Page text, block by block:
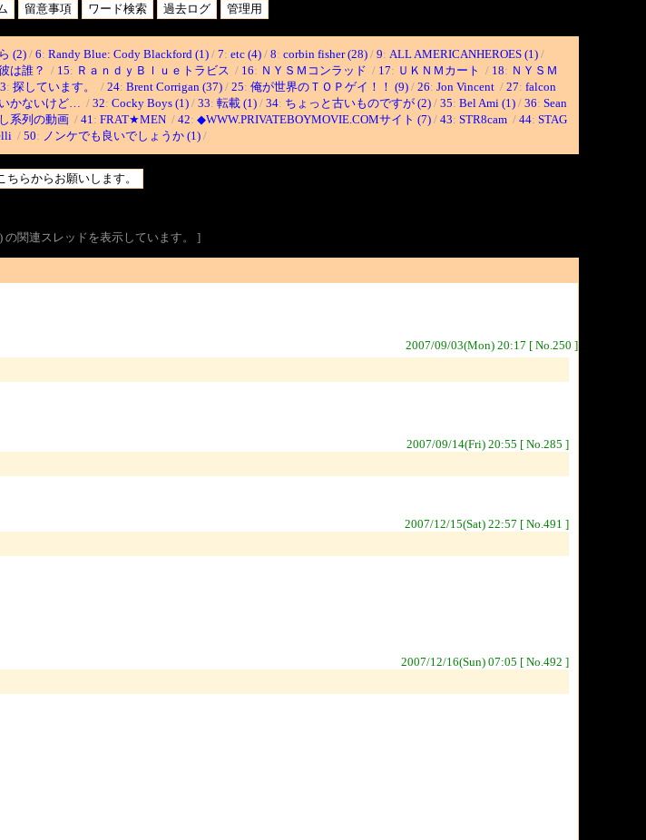
(2) / 6: Randy Blue: Cody Blackford (1) / 7: etc (4) / 8: corbin fisher (28) / 9: ALL AMERICANHEROES (1) /
は誰？ / 15: ＲａｎｄｙＢｌｕｅトラビス / 16: ＮＹＳＭコンラッド / 17: ＵＫＮＭカート / 18: ＮＹＳＭ
: 探しています。 / 24: Brent Corrigan (37) / 25: 俺が世界のＴＯＰゲイ！！ (9) / 26: Jon Vincent / 27: falcon
かないけど… / 32: Cocky Boys (1) / 33: 転載 (1) / 34: ちょっと古いものですが (2) / 35: Bel Ami (1) / 36: Sean
系列の動画 / 41: FRAT★MEN / 42: ◆WWW.PRIVATEBOYMOVIE.COMサイト (7) / 43: STR8cam / 44: STAG
/ 50: ノンケでも良いでしょうか (1) /
の関連スレッドを表示しています。 ]
2007/09/03(Mon) 20:17 [ No.250 ]
2007/09/14(Fri) 20:55 [ No.285 ]
2007/12/15(Sat) 22:57 [ No.491 ]
2007/12/16(Sun) 07:05 [ No.492 ]